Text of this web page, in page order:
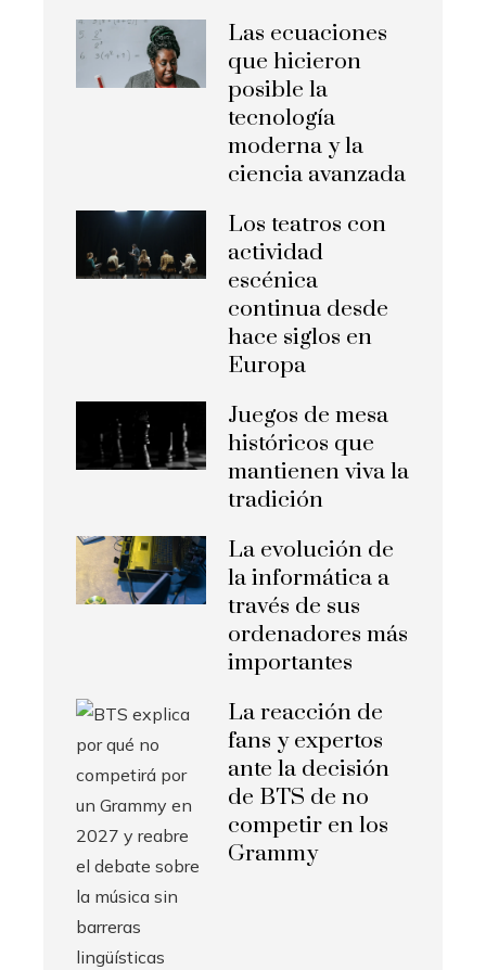
Las ecuaciones
que hicieron
posible la
tecnología
moderna y la
ciencia avanzada
Los teatros con
actividad
escénica
continua desde
hace siglos en
Europa
Juegos de mesa
históricos que
mantienen viva la
tradición
La evolución de
la informática a
través de sus
ordenadores más
importantes
La reacción de
fans y expertos
ante la decisión
de BTS de no
competir en los
Grammy